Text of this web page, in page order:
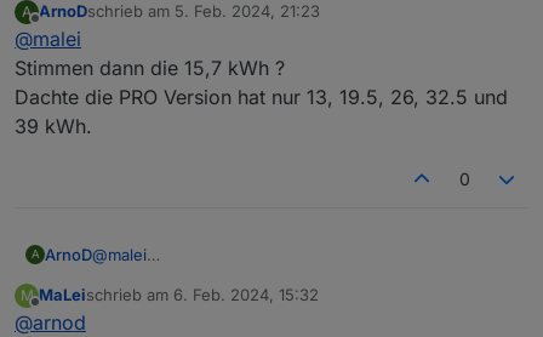
Ja, S10 E Pro. Hat Platz für vier Module, es sind aber nur
A
Offline
ArnoDschrieb am 5. Feb. 2024, 21:23
zuletzt editiert von
@malei
Stimmen dann die 15,7 kWh ?
Dachte die PRO Version hat nur 13, 19.5, 26, 32.5 und
39 kWh.
0
A ArnoD@malei
Dachte die PRO Version hat nur 13, 19.5, 26, 32.5 und
M
Offline
MaLeischrieb am 6. Feb. 2024, 15:32
zuletzt editiert von
@arnod